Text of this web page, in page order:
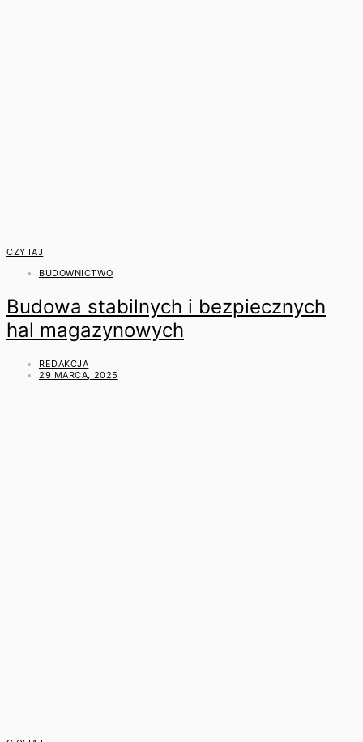
CZYTAJ
BUDOWNICTWO
Budowa stabilnych i bezpiecznych
hal magazynowych
REDAKCJA
29 MARCA, 2025